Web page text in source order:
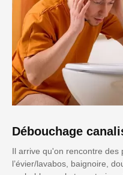
Débouchage
Il arrive qu'on rencontre des
l’évier/lavabos, baignoire,